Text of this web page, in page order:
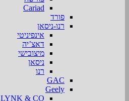
Cariad
פורד
רנו-ניסאן
אינפיניטי
דאצ’יה
מיצובישי
ניסאן
רנו
GAC
Geely
LYNK & CO